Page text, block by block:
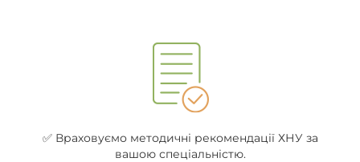
✅ Враховуємо методичні рекомендації ХНУ за
вашою спеціальністю.